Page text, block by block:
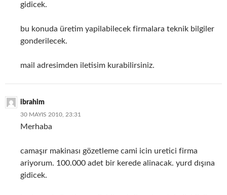
gidicek.
bu konuda üretim yapilabilecek firmalara teknik bilgiler
gonderilecek.
mail adresimden iletisim kurabilirsiniz.
ibrahim
30 MAYIS 2010, 23:31
Merhaba
camaşır makinası gözetleme cami icin uretici firma
ariyorum. 100.000 adet bir kerede alinacak. yurd dışına
gidicek.